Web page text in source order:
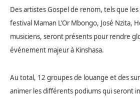
Des artistes Gospel de renom, tels que
festival Maman L’Or Mbongo, José Nzita,
musiciens, seront présents pour rendre
événement majeur à Kinshasa.
Au total, 12 groupes de louange et des
animer les différents podiums qui seront